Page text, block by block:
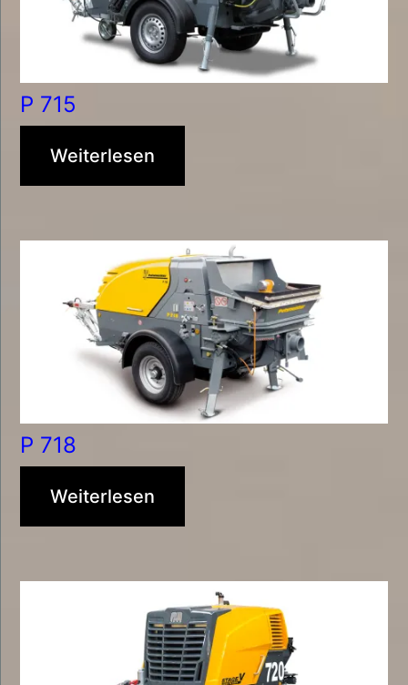
P 715
Weiterlesen
P 718
Weiterlesen